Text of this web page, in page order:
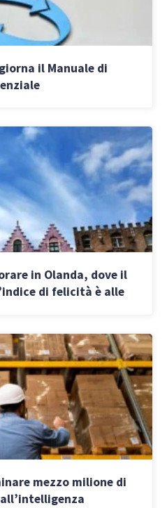
il Manuale di
in Olanda, dove il
di felicità è alle
mezzo milione di